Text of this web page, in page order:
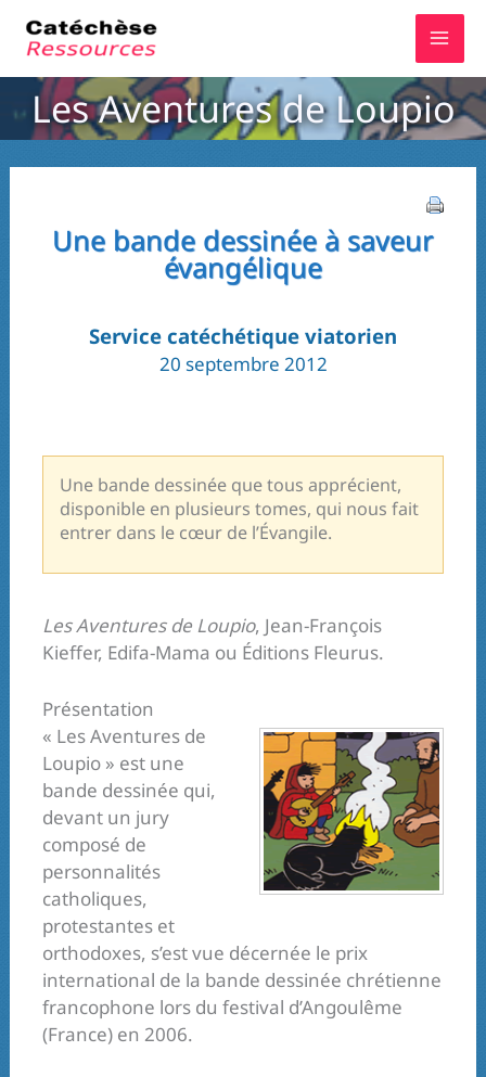
Les Aventures de Loupio
Une bande dessinée à saveur
évangélique
Service catéchétique viatorien
20 septembre 2012
Une bande dessinée que tous apprécient,
disponible en plusieurs tomes, qui nous fait
entrer dans le cœur de l’Évangile.
Les Aventures de Loupio, Jean-François
Kieffer, Edifa-Mama ou Éditions Fleurus.
Présentation
« Les Aventures de
Loupio » est une
bande dessinée qui,
devant un jury
composé de
personnalités
catholiques,
protestantes et
orthodoxes, s’est vue décernée le prix
international de la bande dessinée chrétienne
francophone lors du festival d’Angoulême
(France) en 2006.